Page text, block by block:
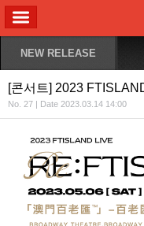
NEW RELEASE
[콘서트] 2023
No. 27 | Date 2023.03.14 14:00